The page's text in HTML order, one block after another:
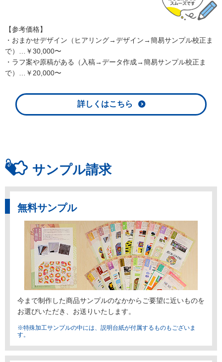
【参考価格】
・おまかせデザイン（ヒアリング→デザイン→簡易サンプル校正ま
で）…￥30,000〜
・ラフ案や原稿がある（入稿→データ作成→簡易サンプル校正ま
で）…￥20,000〜
詳しくはこちら
サンプル請求
無料サンプル
今まで制作した商品サンプルのなかからご要望に近いものを
お選びいただき、お送りいたします。
※特殊加工サンプルの中には、説明台紙が付属するものもございま
す。